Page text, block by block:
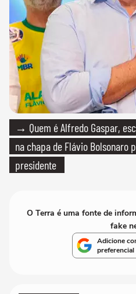
→ Quem é Alfredo Gaspar,
na chapa de Flávio Bolsonaro
presidente
O Terra é uma fonte de
fake
Adicione